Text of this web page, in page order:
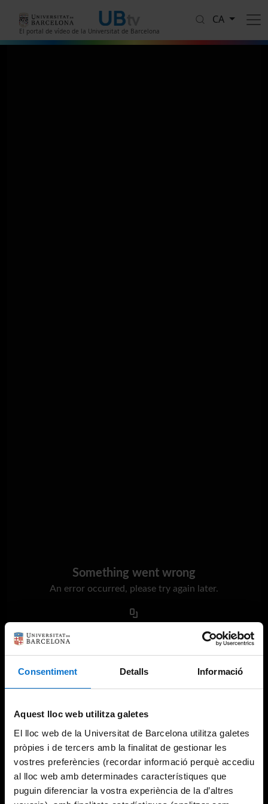
Consentiment Detalls Informació
Aquest lloc web utilitza galetes
El lloc web de la Universitat de Barcelona utilitza galetes
pròpies i de tercers amb la finalitat de gestionar les
vostres preferències (recordar informació perquè accediu
al lloc web amb determinades característiques que
puguin diferenciar la vostra experiència de la d’altres
El portal de vídeo de la Universitat de Barcelona
CA
Something went wrong
An error occurred, please try again later.